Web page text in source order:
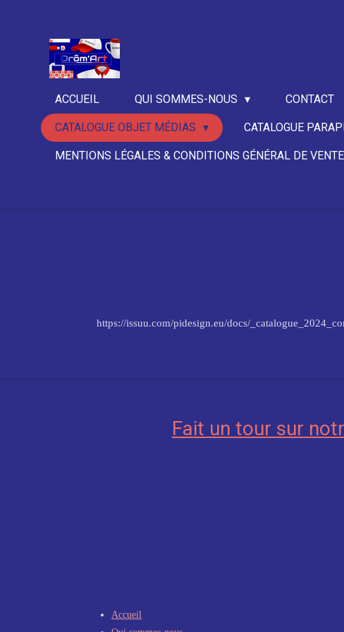
ACCUEIL QUI SOMMES-NOUS CONTACT
CATALOGUE OBJET MÉDIAS CATALOGUE
MENTIONS LÉGALES & CONDITIONS GÉNÉRAL DE VENTE
https://issuu.com/pidesign.eu/docs/
Fait un tour sur
Accueil